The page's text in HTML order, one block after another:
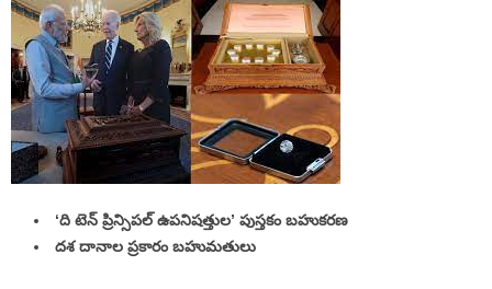
‘ది టెన్ ప్రిన్సిపల్ ఉపనిషత్తుల’ పుస్త‌కం బ‌హుక‌ర‌ణ‌
ద‌శ‌ దానాల ప్ర‌కారం బ‌హుమ‌తులు